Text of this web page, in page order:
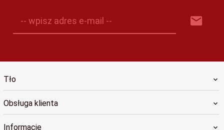
-- wpisz adres e-mail --
Tło
Obsługa klienta
Informacje